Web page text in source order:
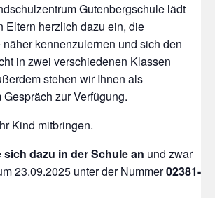
Gutenbergschule lädt
Eltern herzlich dazu ein, die
kennenzulernen und sich den
in zwei verschiedenen Klassen
stehen wir Ihnen als
zur Verfügung.
Kind mitbringen.
sich dazu in der Schule an und zwar
23.09.2025 unter der Nummer02381-